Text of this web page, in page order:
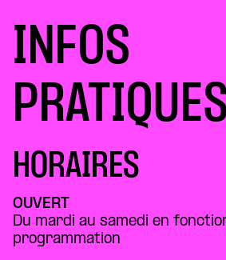
INFOS
PRATIQUES
HORAIRES
OUVERT
Du mardi au samedi en
programmation